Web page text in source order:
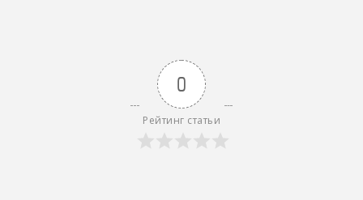
0
Рейтинг статьи